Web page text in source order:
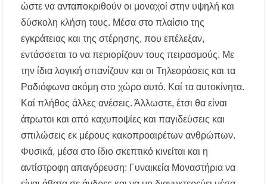
ώστε να ανταποκριθούν οι μοναχοί στην υψηλή και
δύσκολη κλήση τους. Μέσα στο πλαίσιο της
εγκράτειας και της στέρησης, που επέλεξαν,
εντάσσεται το να περιορίζουν τους πειρασμούς. Με
την ίδια λογική σπανίζουν και οι Τηλεοράσεις και τα
Ραδιόφωνα ακόμη στο χώρο αυτό. Καί τα αυτοκίνητα.
Καί πλήθος άλλες ανέσεις. Άλλωστε, έτσι θα είναι
άτρωτοι και από καχυποψίες και παγιδεύσεις και
σπιλώσεις εκ μέρους κακοπροαιρέτων ανθρώπων.
Φυσικά, μέσα στο ίδιο σκεπτικό κινείται και η
αντίστροφη απαγόρευση: Γυναικεία Μοναστήρια να